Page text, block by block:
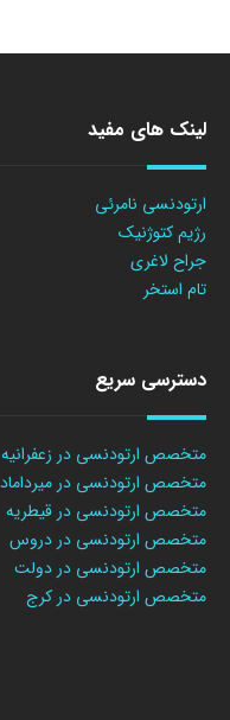
لینک های مفید
ارتودنسی نامرئی
رژیم کتوژنیک
جراح لاغری
تام استخر
دسترسی سریع
متخصص ارتودنسی در زعفرانیه
متخصص ارتودنسی در میرداماد
متخصص ارتودنسی در قیطریه
متخصص ارتودنسی در دروس
متخصص ارتودنسی در دولت
متخصص ارتودنسی در کرج